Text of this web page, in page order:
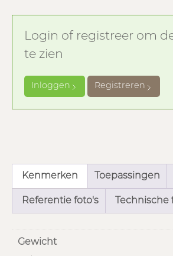
Login of registreer om
te zien
Inloggen Registreren
Kenmerken Toepassingen
Referentie foto's Technische
Gewicht